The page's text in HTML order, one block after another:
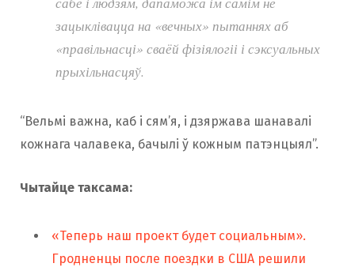
зацыклівацца на «вечных» пытаннях аб
«правільнасці» сваёй фізіялогіі і сэксуальных
прыхільнасцяў.
“Вельмі важна, каб і сям’я, і дзяржава шанавалі
кожнага чалавека, бачылі ў кожным патэнцыял”.
Чытайце таксама:
«Теперь наш проект будет социальным».
Гродненцы после поездки в США решили